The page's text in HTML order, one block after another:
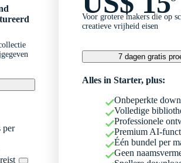
per
Voor grotere makers die op
creatieve vrijheid eisen
7 dagen gratis
Alles in Starter, plus:
Onbeperkte
Volledige
Professionele
Premium AI-
Één bundel per
Geen